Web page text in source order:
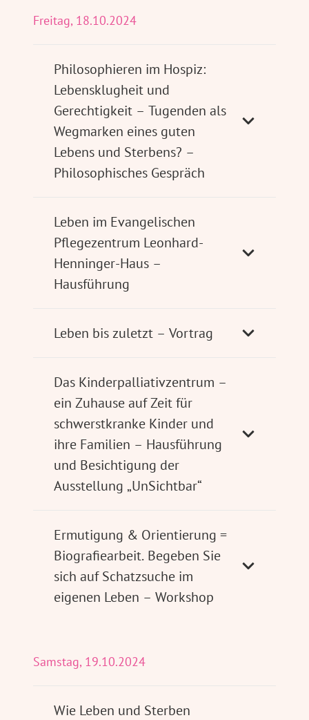
Freitag, 18.10.2024
Philosophieren im Hospiz:
Lebensklugheit und
Gerechtigkeit – Tugenden als
Wegmarken eines guten
Lebens und Sterbens? –
Philosophisches Gespräch
Leben im Evangelischen
Pflegezentrum Leonhard-
Henninger-Haus –
Hausführung
Leben bis zuletzt – Vortrag
Das Kinderpalliativzentrum –
ein Zuhause auf Zeit für
schwerstkranke Kinder und
ihre Familien – Hausführung
und Besichtigung der
Ausstellung „UnSichtbar“
Ermutigung & Orientierung =
Biografiearbeit. Begeben Sie
sich auf Schatzsuche im
eigenen Leben – Workshop
Samstag, 19.10.2024
Wie Leben und Sterben